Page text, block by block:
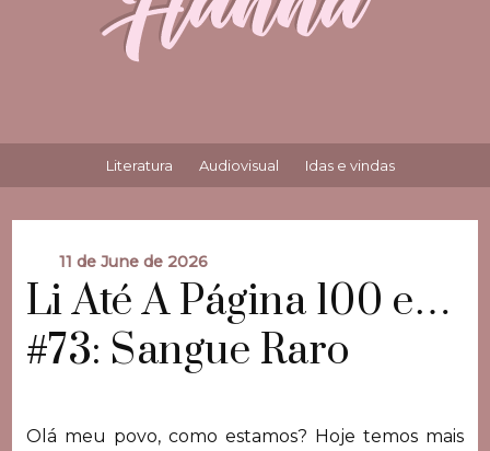
Literatura Audiovisual Idas e vindas
11 de June de 2026
Li Até A Página 100 e…
#73: Sangue Raro
Olá meu povo, como estamos? Hoje temos mais